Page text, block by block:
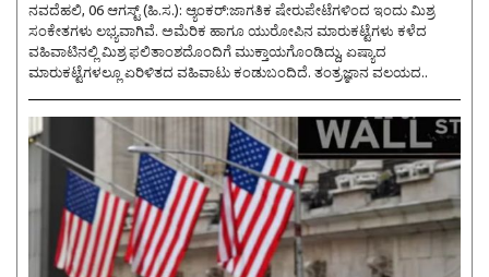
ನವದೆಹಲಿ, 06 ಆಗಸ್ಟ್ (ಹಿ.ಸ.): ಆ್ಯಂಕರ್:ಜಾಗತಿಕ ಷೇರುಪೇಟೆಗಳಿಂದ ಇಂದು ಮಿಶ್ರ
ಸಂಕೇತಗಳು ಲಭ್ಯವಾಗಿವೆ. ಅಮೆರಿಕ ಹಾಗೂ ಯುರೋಪಿನ ಮಾರುಕಟ್ಟೆಗಳು ಕಳೆದ
ವಹಿವಾಟಿನಲ್ಲಿ ಮಿಶ್ರ ಫಲಿತಾಂಶದೊಂದಿಗೆ ಮುಕ್ತಾಯಗೊಂಡಿದ್ದು, ಏಷ್ಯಾದ
ಮಾರುಕಟ್ಟೆಗಳಲ್ಲೂ ಏರಿಳಿತದ ವಹಿವಾಟು ಕಂಡುಬಂದಿದೆ. ತಂತ್ರಜ್ಞಾನ ವಲಯದ..